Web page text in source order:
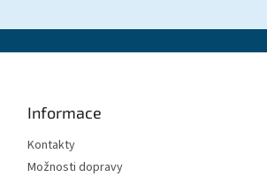
Informace
Kontakty
Možnosti dopravy